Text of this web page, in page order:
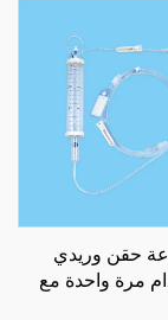
حقن وريدي
مرة واحدة مع